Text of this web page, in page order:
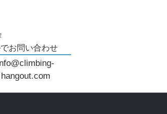
でお問い合わせ
hangout.com